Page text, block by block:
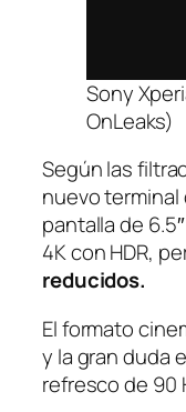
Sony
OnLeaks)
Según las
nuevo terminal
pantalla de
4K con HDR,
reducidos.
El formato
y la gran duda
refresco de 90